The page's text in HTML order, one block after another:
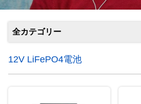
全カテゴリー
12V LiFePO4電池